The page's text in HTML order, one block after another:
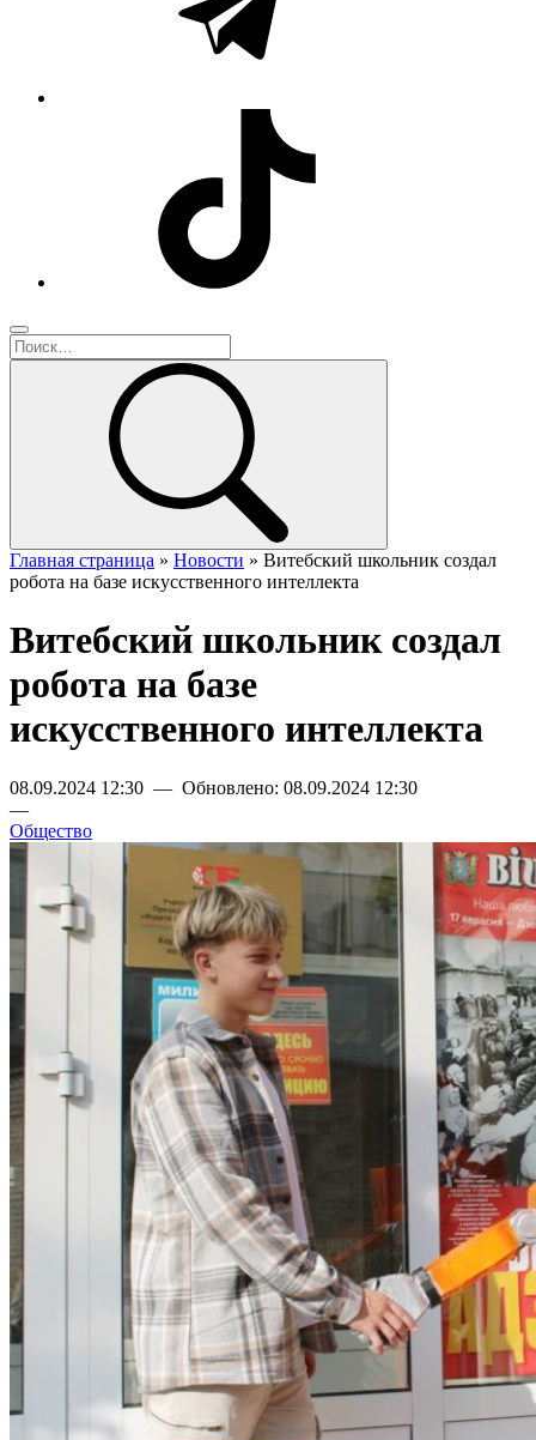
Главная страница » Новости » Витебский школьник создал
робота на базе искусственного интеллекта
Витебский школьник создал
робота на базе
искусственного интеллекта
08.09.2024 12:30 — Обновлено: 08.09.2024 12:30
—
Общество